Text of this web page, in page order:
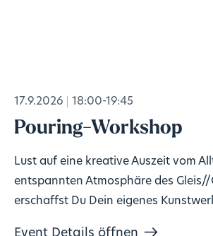
17.9.2026 18:00-19:45
Pouring-Workshop
Lust auf eine kreative Auszeit vom
entspannten Atmosphäre des Gleis//
erschaffst Du Dein eigenes
Event Details öffnen